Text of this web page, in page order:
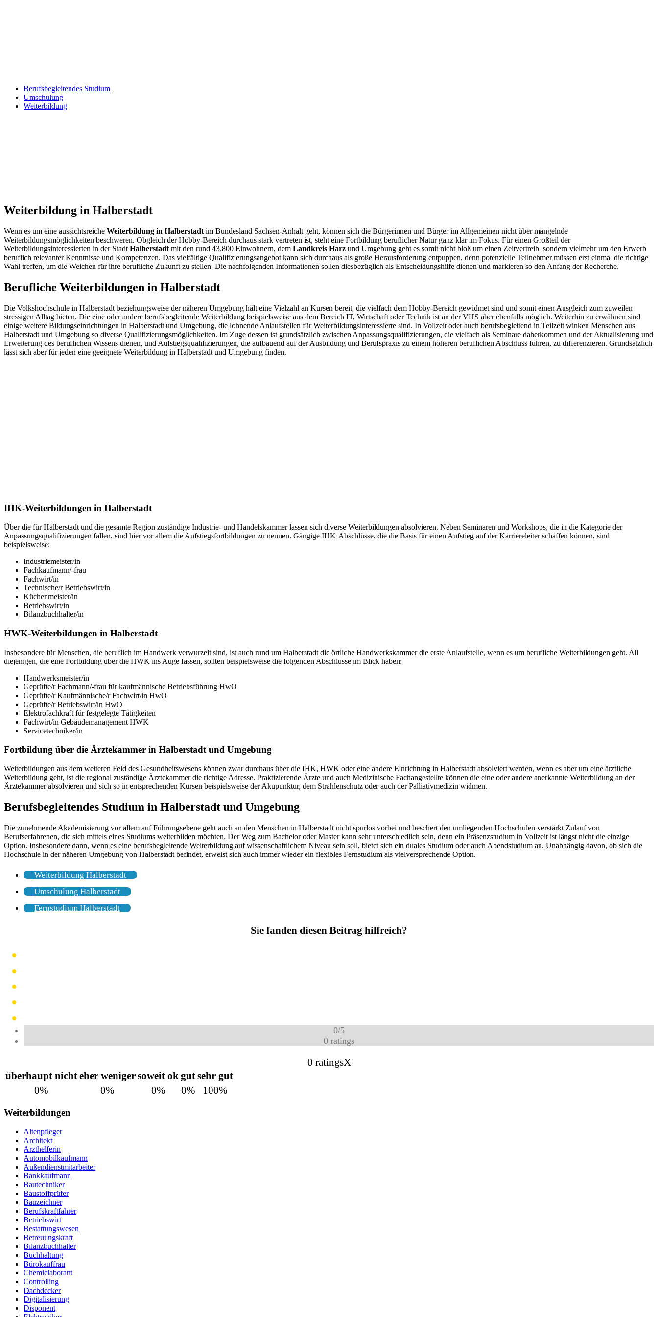
Berufsbegleitendes Studium
Umschulung
Weiterbildung
Weiterbildung in Halberstadt
Wenn es um eine aussichtsreiche Weiterbildung in Halberstadt im Bundesland Sachsen-Anhalt geht, können sich die Bürgerinnen und Bürger im Allgemeinen nicht über mangelnde
Weiterbildungsmöglichkeiten beschweren. Obgleich der Hobby-Bereich durchaus stark vertreten ist, steht eine Fortbildung beruflicher Natur ganz klar im Fokus. Für einen Großteil der
Weiterbildungsinteressierten in der Stadt Halberstadt mit den rund 43.800 Einwohnern, dem Landkreis Harz und Umgebung geht es somit nicht bloß um einen Zeitvertreib, sondern vielmehr um den Erwerb
beruflich relevanter Kenntnisse und Kompetenzen. Das vielfältige Qualifizierungsangebot kann sich durchaus als große Herausforderung entpuppen, denn potenzielle Teilnehmer müssen erst einmal die richtige
Wahl treffen, um die Weichen für ihre berufliche Zukunft zu stellen. Die nachfolgenden Informationen sollen diesbezüglich als Entscheidungshilfe dienen und markieren so den Anfang der Recherche.
Berufliche Weiterbildungen in Halberstadt
Die Volkshochschule in Halberstadt beziehungsweise der näheren Umgebung hält eine Vielzahl an Kursen bereit, die vielfach dem Hobby-Bereich gewidmet sind und somit einen Ausgleich zum zuweilen
stressigen Alltag bieten. Die eine oder andere berufsbegleitende Weiterbildung beispielsweise aus dem Bereich IT, Wirtschaft oder Technik ist an der VHS aber ebenfalls möglich. Weiterhin zu erwähnen sind
einige weitere Bildungseinrichtungen in Halberstadt und Umgebung, die lohnende Anlaufstellen für Weiterbildungsinteressierte sind. In Vollzeit oder auch berufsbegleitend in Teilzeit winken Menschen aus
Halberstadt und Umgebung so diverse Qualifizierungsmöglichkeiten. Im Zuge dessen ist grundsätzlich zwischen Anpassungsqualifizierungen, die vielfach als Seminare daherkommen und der Aktualisierung und
Erweiterung des beruflichen Wissens dienen, und Aufstiegsqualifizierungen, die aufbauend auf der Ausbildung und Berufspraxis zu einem höheren beruflichen Abschluss führen, zu differenzieren. Grundsätzlich
lässt sich aber für jeden eine geeignete Weiterbildung in Halberstadt und Umgebung finden.
IHK-Weiterbildungen in Halberstadt
Über die für Halberstadt und die gesamte Region zuständige Industrie- und Handelskammer lassen sich diverse Weiterbildungen absolvieren. Neben Seminaren und Workshops, die in die Kategorie der
Anpassungsqualifizierungen fallen, sind hier vor allem die Aufstiegsfortbildungen zu nennen. Gängige IHK-Abschlüsse, die die Basis für einen Aufstieg auf der Karriereleiter schaffen können, sind
beispielsweise:
Industriemeister/in
Fachkaufmann/-frau
Fachwirt/in
Technische/r Betriebswirt/in
Küchenmeister/in
Betriebswirt/in
Bilanzbuchhalter/in
HWK-Weiterbildungen in Halberstadt
Insbesondere für Menschen, die beruflich im Handwerk verwurzelt sind, ist auch rund um Halberstadt die örtliche Handwerkskammer die erste Anlaufstelle, wenn es um berufliche Weiterbildungen geht. All
diejenigen, die eine Fortbildung über die HWK ins Auge fassen, sollten beispielsweise die folgenden Abschlüsse im Blick haben:
Handwerksmeister/in
Geprüfte/r Fachmann/-frau für kaufmännische Betriebsführung HwO
Geprüfte/r Kaufmännische/r Fachwirt/in HwO
Geprüfte/r Betriebswirt/in HwO
Elektrofachkraft für festgelegte Tätigkeiten
Fachwirt/in Gebäudemanagement HWK
Servicetechniker/in
Fortbildung über die Ärztekammer in Halberstadt und Umgebung
Weiterbildungen aus dem weiteren Feld des Gesundheitswesens können zwar durchaus über die IHK, HWK oder eine andere Einrichtung in Halberstadt absolviert werden, wenn es aber um eine ärztliche
Weiterbildung geht, ist die regional zuständige Ärztekammer die richtige Adresse. Praktizierende Ärzte und auch Medizinische Fachangestellte können die eine oder andere anerkannte Weiterbildung an der
Ärztekammer absolvieren und sich so in entsprechenden Kursen beispielsweise der Akupunktur, dem Strahlenschutz oder auch der Palliativmedizin widmen.
Berufsbegleitendes Studium in Halberstadt und Umgebung
Die zunehmende Akademisierung vor allem auf Führungsebene geht auch an den Menschen in Halberstadt nicht spurlos vorbei und beschert den umliegenden Hochschulen verstärkt Zulauf von
Berufserfahrenen, die sich mittels eines Studiums weiterbilden möchten. Der Weg zum Bachelor oder Master kann sehr unterschiedlich sein, denn ein Präsenzstudium in Vollzeit ist längst nicht die einzige
Option. Insbesondere dann, wenn es eine berufsbegleitende Weiterbildung auf wissenschaftlichem Niveau sein soll, bietet sich ein duales Studium oder auch Abendstudium an. Unabhängig davon, ob sich die
Hochschule in der näheren Umgebung von Halberstadt befindet, erweist sich auch immer wieder ein flexibles Fernstudium als vielversprechende Option.
Weiterbildung Halberstadt
Umschulung Halberstadt
Fernstudium Halberstadt
Sie fanden diesen Beitrag hilfreich?
0/5
0ratings
0 ratingsX
überhaupt nichteher wenigersoweit okgutsehr gut
0%
0% 0% 0% 100%
Weiterbildungen
Altenpfleger
Architekt
Arzthelferin
Automobilkaufmann
Außendienstmitarbeiter
Bankkaufmann
Bautechniker
Baustoffprüfer
Bauzeichner
Berufskraftfahrer
Betriebswirt
Bestattungswesen
Betreuungskraft
Bilanzbuchhalter
Buchhaltung
Bürokauffrau
Chemielaborant
Controlling
Dachdecker
Digitalisierung
Disponent